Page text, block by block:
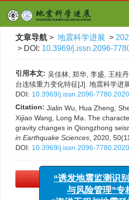
文章导航 > 地震科学进展 >
> DOI: 10.3969/j.issn.2096-
引用本文: 吴佳林, 郑华, 李盛, 王桂
台连续重力变化特征[J]. 地震科学进
DOI: 10.3969/j.issn.2096-
Citation: Jialin Wu, Hua Zheng,
Xijiao Wang, Long Ma. The
gravity changes in Qiongzhong
in Earthquake Sciences , 2020,
DOI: 10.3969/j.issn.2096-
PDF下载
“诱发地震监测识
与风险管理”专